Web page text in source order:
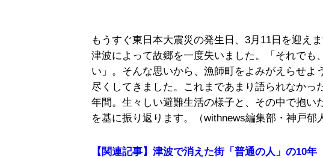
もうすぐ東日本大震災の発生日、3月11日を迎え
津波によって故郷を一度失いました。「それでも
い」。そんな思いから、漁師町をよみがえらせよ
尽くしてきました。これまであまり語られなかっ
年間。生々しい避難生活の様子と、その中で抱い
を基に振り返ります。（withnews編集部・神戸郁
【関連記事】津波で消えた街「普通の人」の10